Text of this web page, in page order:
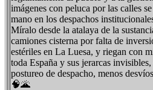
imágenes con peluca por las calles
mano en los despachos
Míralo desde la atalaya de la
camiones cisterna por falta de
estériles en La Luesa, y riegan con
toda España y sus jerarcas invisibles,
postureo de despacho, menos
🧠🌋